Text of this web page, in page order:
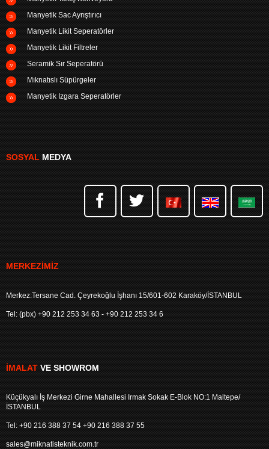
Manyetik Sac Ayrıştırıcı
Manyetik Likit Seperatörler
Manyetik Likit Filtreler
Seramik Sır Seperatörü
Mıknatıslı Süpürgeler
Manyetik Izgara Seperatörler
SOSYALMEDYA
MERKEZIMIZ
Merkez:Tersane Cad. Çeyrekoğlu İşhanı 15/601-602 Karaköy/İSTANBUL
Tel: (pbx) +90 212 253 34 63 - +90 212 253 34 6
İMALATVE SHOWROM
Küçükyalı İş Merkezi Girne Mahallesi Irmak Sokak E-Blok NO:1 Maltepe/
İSTANBUL
Tel: +90 216 388 37 54 +90 216 388 37 55
sales@miknatisteknik.com.tr